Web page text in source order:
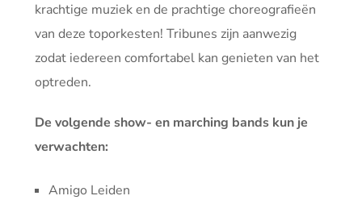
krachtige muziek en de prachtige choreografieën
van deze toporkesten! Tribunes zijn aanwezig
zodat iedereen comfortabel kan genieten van het
optreden.
De volgende show- en marching bands kun je
verwachten:
Amigo Leiden